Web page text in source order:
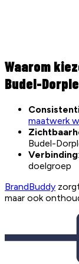
Waarom
Budel-
maatwerk
Budel-
Verbinding
doelgroep
BrandBuddy
maar ook